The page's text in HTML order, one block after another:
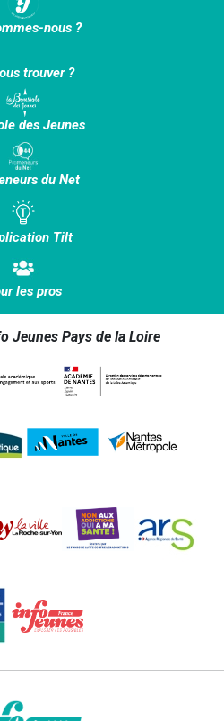
nous ?
trouver ?
des Jeunes
du Net
Tilt
les pros
Jeunes Pays de la Loire